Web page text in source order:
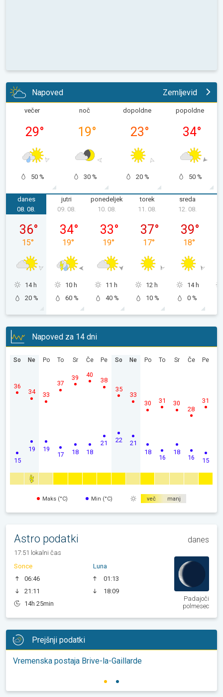
Napoved Zemljevid
večer
29°
50 %
noč
19°
30 %
dopoldne
23°
20 %
popoldne
34°
50 %
danes
sobota, 08. 08.
08. 08.
36°
15°
14 h
20 %
jutri
09. 08.
34°
19°
10 h
60 %
ponedeljek
10. 08.
33°
19°
11 h
40 %
torek
11. 08.
37°
17°
12 h
10 %
sreda
12. 08.
39°
18°
14 h
0 %
Napoved za 14 dni
So
15
36
Ne
19
34
Po
19
33
To
17
37
Sr
18
39
Če
18
40
Pe
21
38
So
22
35
Ne
21
33
Po
18
30
To
16
31
Sr
18
30
Če
16
28
Pe
15
31
Maks (°C) Min (°C) več manj
Astro podatki danes
17:51 lokalni čas
Sonce
06:46
21:11
14h 25min
Luna
01:13
18:09
Padajoči
polmesec
Prejšnji podatki
Vremenska postaja Brive-la-Gaillarde